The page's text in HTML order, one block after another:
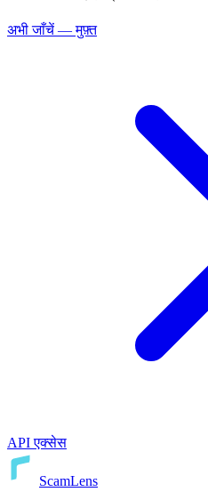
अभी जाँचें — मुफ़्त
API एक्सेस
ScamLens